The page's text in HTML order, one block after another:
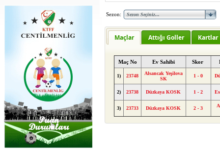
Sezon:
Maçlar Attığı Goller Kartlar
Maç No Ev Sahibi Skor
1) 23748
Alsancak Yeşilova
SK
1 - 0
2) 23738 Düzkaya KOSK 1 - 2
3) 23733 Düzkaya KOSK 2 - 3